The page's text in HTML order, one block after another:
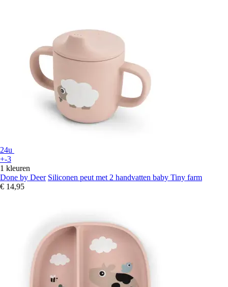
24u
+-3
1 kleuren
Done by Deer Siliconen peut met 2 handvatten baby Tiny farm
€ 14,95